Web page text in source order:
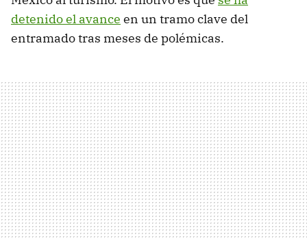
detenido el avance en un tramo clave del
entramado tras meses de polémicas.